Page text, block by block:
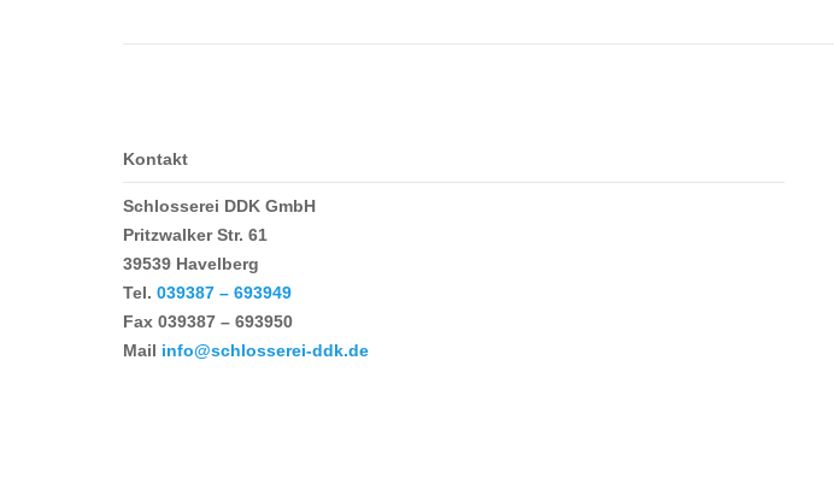
Kontakt
Schlosserei DDK GmbH
Pritzwalker Str. 61
39539 Havelberg
Tel. 039387 – 693949
Fax 039387 – 693950
Mail info@schlosserei-ddk.de